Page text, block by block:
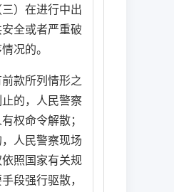
在进行中出
全或者严重破
况的。
所列情形之
的，人民警察
权命令解散；
人民警察现场
照国家有关规
段强行驱散，